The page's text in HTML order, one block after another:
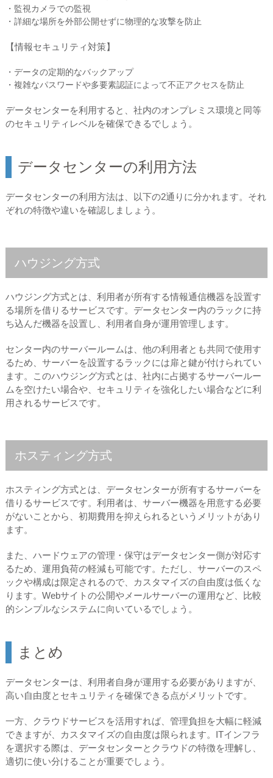
・監視カメラでの監視
・詳細な場所を外部公開せずに物理的な攻撃を防止
【情報セキュリティ対策】
・データの定期的なバックアップ
・複雑なパスワードや多要素認証によって不正アクセスを防止
データセンターを利用すると、社内のオンプレミス環境と同等
のセキュリティレベルを確保できるでしょう。
データセンターの利用方法
データセンターの利用方法は、以下の2通りに分かれます。それ
ぞれの特徴や違いを確認しましょう。
ハウジング方式
ハウジング方式とは、利用者が所有する情報通信機器を設置す
る場所を借りるサービスです。データセンター内のラックに持
ち込んだ機器を設置し、利用者自身が運用管理します。
センター内のサーバールームは、他の利用者とも共同で使用す
るため、サーバーを設置するラックには扉と鍵が付けられてい
ます。このハウジング方式とは、社内に占拠するサーバールー
ムを空けたい場合や、セキュリティを強化したい場合などに利
用されるサービスです。
ホスティング方式
ホスティング方式とは、データセンターが所有するサーバーを
借りるサービスです。利用者は、サーバー機器を用意する必要
がないことから、初期費用を抑えられるというメリットがあり
ます。
また、ハードウェアの管理・保守はデータセンター側が対応す
るため、運用負荷の軽減も可能です。ただし、サーバーのスペ
ックや構成は限定されるので、カスタマイズの自由度は低くな
ります。Webサイトの公開やメールサーバーの運用など、比較
的シンプルなシステムに向いているでしょう。
まとめ
データセンターは、利用者自身が運用する必要がありますが、
高い自由度とセキュリティを確保できる点がメリットです。
一方、クラウドサービスを活用すれば、管理負担を大幅に軽減
できますが、カスタマイズの自由度は限られます。ITインフラ
を選択する際は、データセンターとクラウドの特徴を理解し、
適切に使い分けることが重要でしょう。